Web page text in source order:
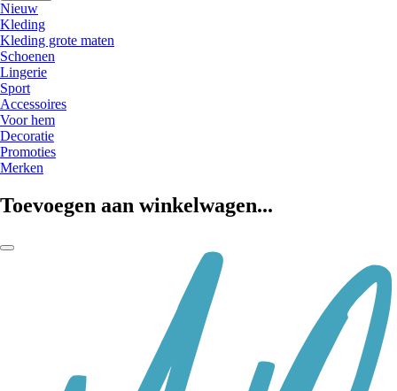
Nieuw
Kleding
Kleding grote maten
Schoenen
Lingerie
Sport
Accessoires
Voor hem
Decoratie
Promoties
Merken
Toevoegen aan winkelwagen...